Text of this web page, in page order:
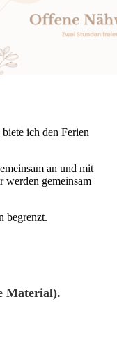
ich den Ferien
an und mit
werden gemeinsam
begrenzt.
Material).